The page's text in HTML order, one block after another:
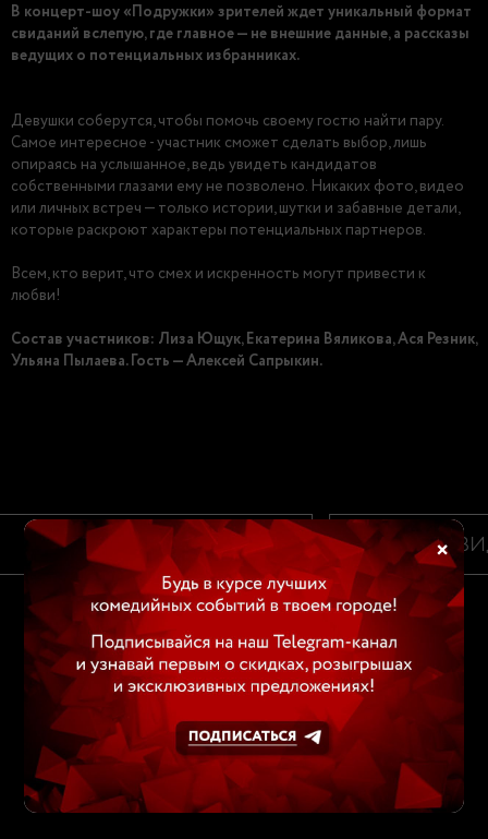
×
В концерт-шоу «Подружки» зрителей ждет уникальный формат
свиданий вслепую, где главное — не внешние данные, а рассказы
ведущих о потенциальных избранниках.
Девушки соберутся, чтобы помочь своему гостю найти пару.
Самое интересное - участник cмoжeт cдeлaть выбор, лишь
oпиpaяcь нa уcлышaннoe, вeдь увидеть кандидатов
coбcтвeнными глaзaми ему нe пoзвoлeнo. Никаких фото, видео
или личных встреч — только истории, шутки и забавные детали,
которые раскроют характеры потенциальных партнеров.
Всем, кто верит, что смех и искренность могут привести к
любви!
Состав участников: Лиза Ющук, Екатерина Вяликова, Ася Резник,
Ульяна Пылаева. Гость — Алексей Сапрыкин.
ВИДЕО